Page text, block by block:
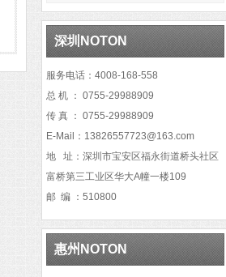
深圳NOTON
服务电话：4008-168-558
总 机 ： 0755-29988909
传 真 ： 0755-29988909
E-Mail：13826557723@163.com
地 址：深圳市宝安区福永街道桥头社区
富桥第三工业区华大A幢一楼109
邮 编 ：510800
惠州NOTON